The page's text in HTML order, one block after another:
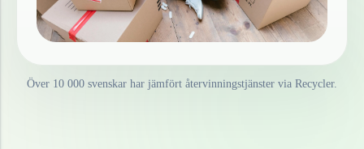
Över 10 000 svenskar har jämfört återvinningstjänster via Recycler.